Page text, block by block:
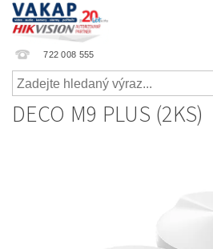
722 008 555
DECO M9 PLUS (2KS)